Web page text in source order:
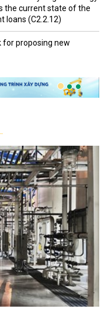
the current state of the
loans (C2.2.12)
for proposing new